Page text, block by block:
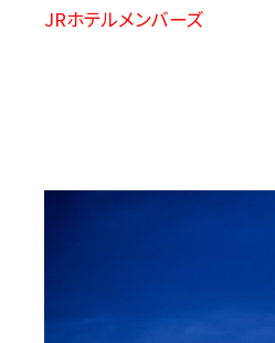
JRホテルメンバーズ